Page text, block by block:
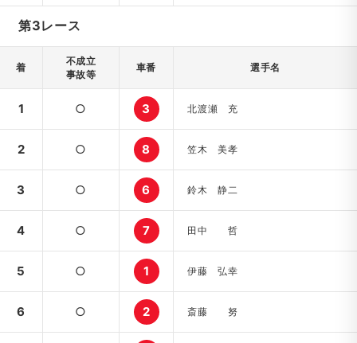
第3レース
着
不成立
事故等
車番 選手名
1 ○ 3 北渡瀬 充
2 ○ 8 笠木 美孝
3 ○ 6 鈴木 静二
4 ○ 7 田中 哲
5 ○ 1 伊藤 弘幸
6 ○ 2 斎藤 努